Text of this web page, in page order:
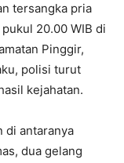
tersangka pria
20.00 WIB di
Pinggir,
polisi turut
kejahatan.
di antaranya
dua gelang